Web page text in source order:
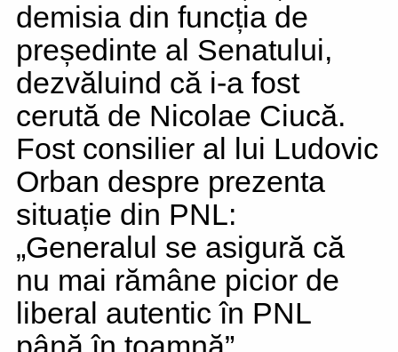
demisia din funcția de
președinte al Senatului,
dezvăluind că i-a fost
cerută de Nicolae Ciucă.
Fost consilier al lui Ludovic
Orban despre prezenta
situație din PNL:
„Generalul se asigură că
nu mai rămâne picior de
liberal autentic în PNL